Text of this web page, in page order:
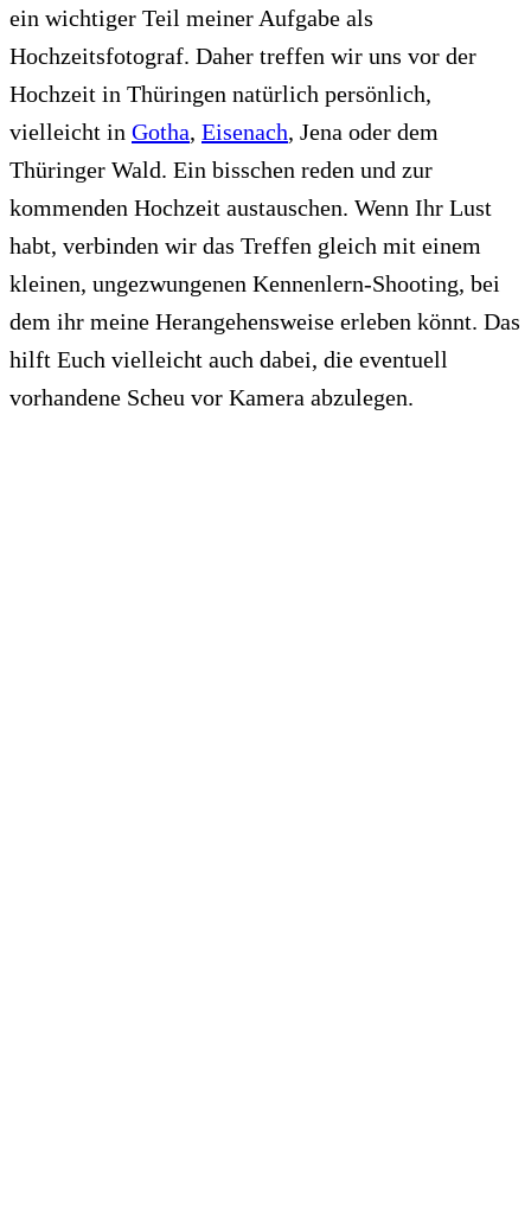
ein wichtiger Teil meiner Aufgabe als
Hochzeitsfotograf. Daher treffen wir uns vor der
Hochzeit in Thüringen natürlich persönlich,
vielleicht in Gotha, Eisenach, Jena oder dem
Thüringer Wald. Ein bisschen reden und zur
kommenden Hochzeit austauschen. Wenn Ihr Lust
habt, verbinden wir das Treffen gleich mit einem
kleinen, ungezwungenen Kennenlern-Shooting, bei
dem ihr meine Herangehensweise erleben könnt. Das
hilft Euch vielleicht auch dabei, die eventuell
vorhandene Scheu vor Kamera abzulegen.